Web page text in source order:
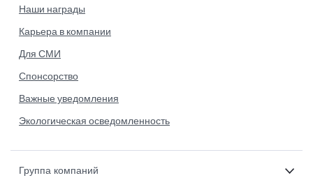
Наши награды
Карьера в компании
Для СМИ
Спонсорство
Важные уведомления
Экологическая осведомленность
Группа компаний